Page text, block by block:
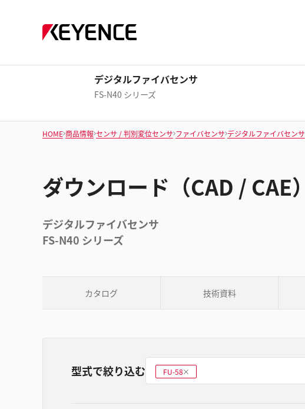
デジタルファイバセンサ
FS-N40 シリーズ
HOME 商品情報 センサ / 判別変位センサ ファイバセンサ デジタルファイバセンサ
ダウンロード（CAD / CAE）
デジタルファイバセンサ
FS-N40 シリーズ
カタログ 技術資料
型式で絞り込む 型式を選ぶ
FU-58削
除